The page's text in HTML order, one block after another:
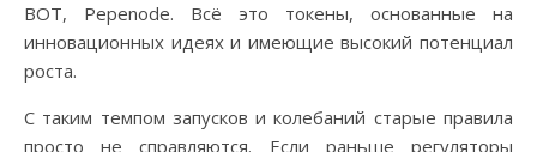
BOT, Pepenode. Всё это токены, основанные на
инновационных идеях и имеющие высокий потенциал
роста.
С таким темпом запусков и колебаний старые правила
просто не справляются. Если раньше регуляторы